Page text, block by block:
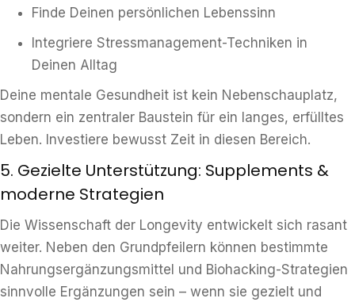
Finde Deinen persönlichen Lebenssinn
Integriere Stressmanagement-Techniken in
Deinen Alltag
Deine mentale Gesundheit ist kein Nebenschauplatz,
sondern ein zentraler Baustein für ein langes, erfülltes
Leben. Investiere bewusst Zeit in diesen Bereich.
5. Gezielte Unterstützung: Supplements &
moderne Strategien
Die Wissenschaft der Longevity entwickelt sich rasant
weiter. Neben den Grundpfeilern können bestimmte
Nahrungsergänzungsmittel und Biohacking-Strategien
sinnvolle Ergänzungen sein – wenn sie gezielt und